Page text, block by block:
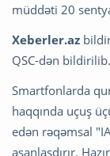
müddəti 20
Xeberler.az
QSC-dən bildirilib.
Smartfonlarda
haqqında uçuş
edən rəqəmsal
asanlaşdırır.